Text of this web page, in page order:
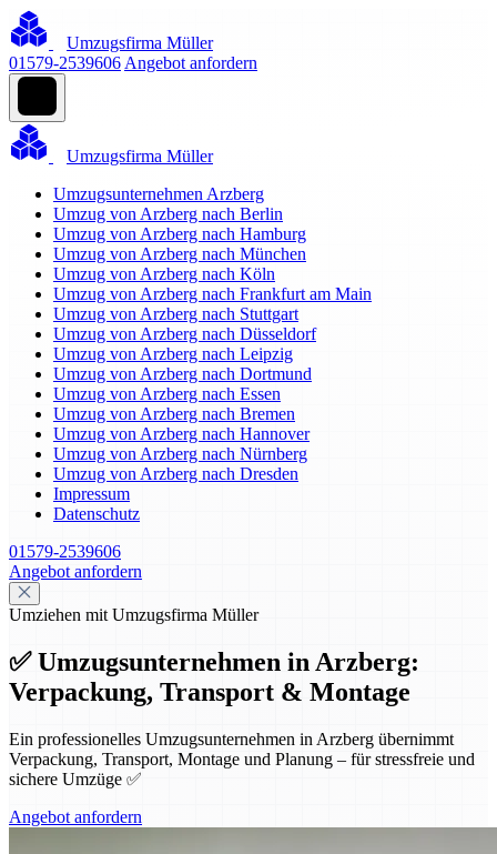
Umzugsfirma Müller
01579-2539606 Angebot anfordern
Umzugsfirma Müller
Umzugsunternehmen Arzberg
Umzug von Arzberg nach Berlin
Umzug von Arzberg nach Hamburg
Umzug von Arzberg nach München
Umzug von Arzberg nach Köln
Umzug von Arzberg nach Frankfurt am Main
Umzug von Arzberg nach Stuttgart
Umzug von Arzberg nach Düsseldorf
Umzug von Arzberg nach Leipzig
Umzug von Arzberg nach Dortmund
Umzug von Arzberg nach Essen
Umzug von Arzberg nach Bremen
Umzug von Arzberg nach Hannover
Umzug von Arzberg nach Nürnberg
Umzug von Arzberg nach Dresden
Impressum
Datenschutz
01579-2539606
Angebot anfordern
Umziehen mit Umzugsfirma Müller
✅ Umzugsunternehmen in Arzberg:
Verpackung, Transport & Montage
Ein professionelles Umzugsunternehmen in Arzberg übernimmt
Verpackung, Transport, Montage und Planung – für stressfreie und
sichere Umzüge ✅
Angebot anfordern